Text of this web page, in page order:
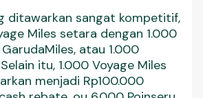
ditawarkan sangat kompetitif,
Miles setara dengan 1.000
GarudaMiles, atau 1.000
itu, 1.000 Voyage Miles
menjadi Rp100.000